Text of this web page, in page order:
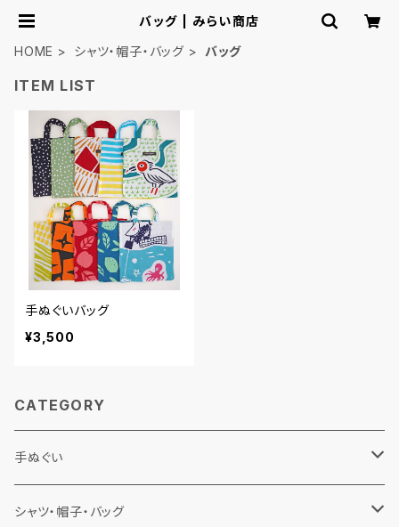
バッグ | みらい商店
HOME
シャツ・帽子・バッグ バッグ
ITEM LIST
手ぬぐいバッグ
¥3,500
CATEGORY
手ぬぐい
佐渡手ぬぐい
シャツ・帽子・バッグ